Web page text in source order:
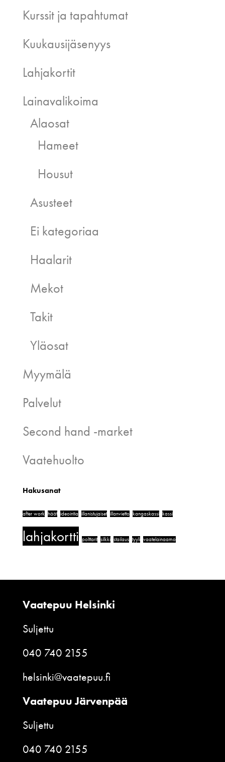
Kurssit ja tapahtumat
Kuukausijäsenyys
Lahjakortit
Lainavalikoima
Alaosat
Hameet
Housut
Asusteet
Ei kategoriaa
Haalarit
Mekot
Takit
Yläosat
Myymälä
Palvelut
Second hand -market
Vaatehuolto
Hakusanat
after work häät ideointia illanistujaiset illanvietto kangaskassi kassi
lahjakortti polttarit silkki stailaus tyyli vaatelainaamo
Vaatepuu Helsinki
Suljettu
040 740 2155
helsinki@vaatepuu.fi
Vaatepuu Järvenpää
Suljettu
040 740 2155